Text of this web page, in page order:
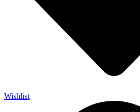
Wishlist